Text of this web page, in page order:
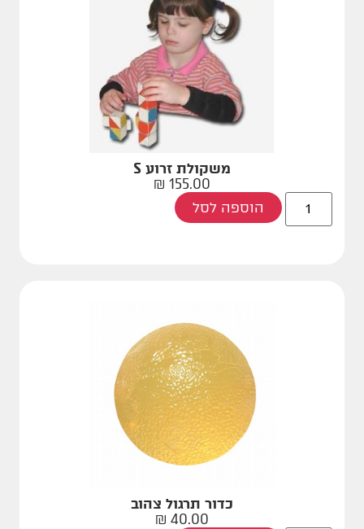
משקולת זרוע S
155.00
₪
הוספה לסל
כדור תרגול צהוב
40.00
₪